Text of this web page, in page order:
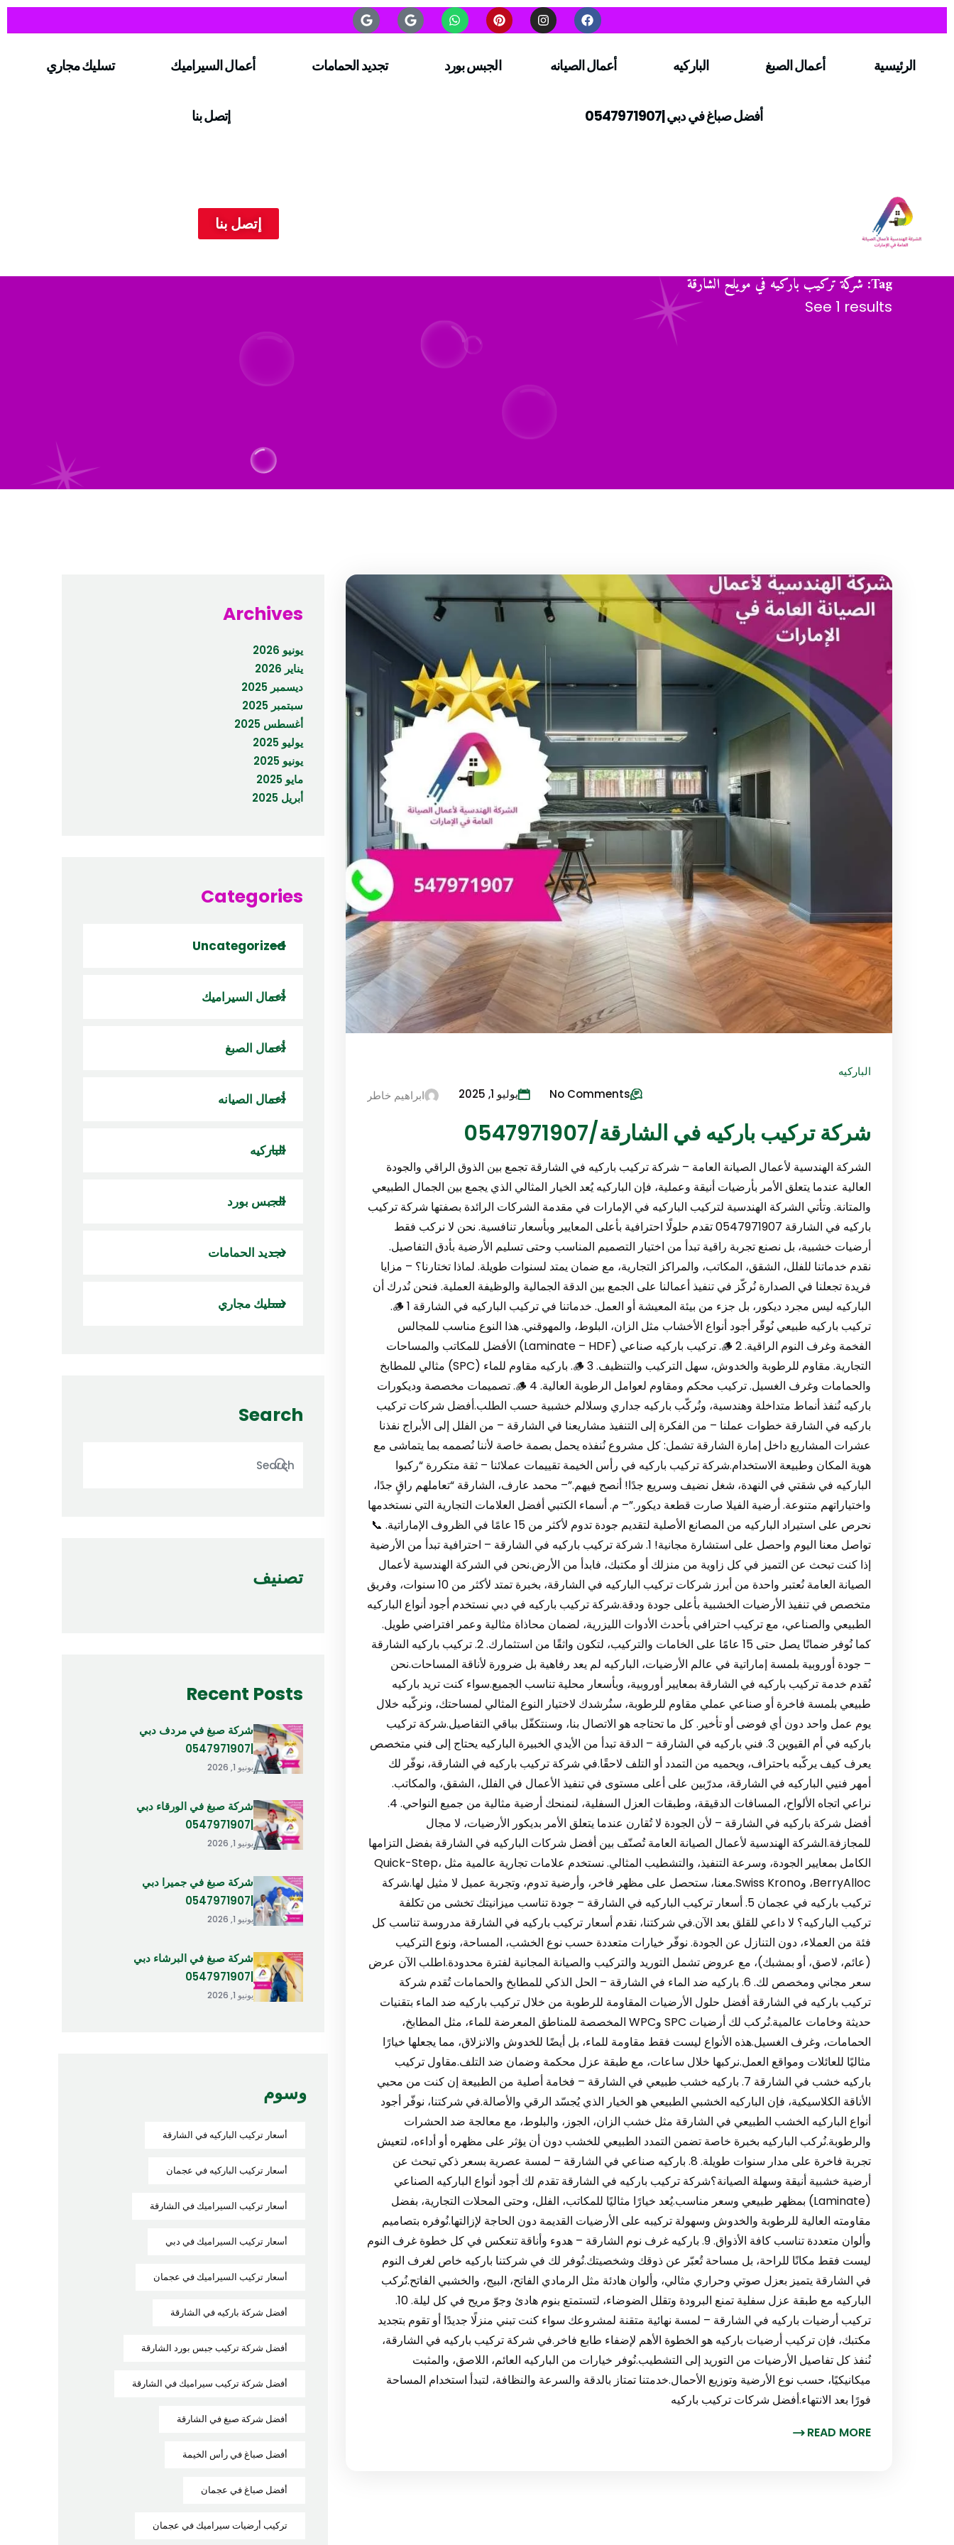
الرئيسية أعمال الصبغ الباركيه أعمال الصيانه الجبس بورد تجديد الحمامات أعمال السيراميك تسليك مجاري
أفضل صباغ في دبي |0547971907 إتصل بنا
إتصل بنا
Tag: شركة تركيب باركيه في مويلح الشارقة
See 1 results
الباركيه
ابراهيم خاطر
يوليو 1, 2025 No Comments
شركة تركيب باركيه في الشارقة/0547971907
الشركة الهندسية لأعمال الصيانة العامة – شركة تركيب باركيه في الشارقة تجمع بين الذوق الراقي والجودة
العالية عندما يتعلق الأمر بأرضيات أنيقة وعملية، فإن الباركيه يُعد الخيار المثالي الذي يجمع بين الجمال الطبيعي
والمتانة. وتأتي الشركة الهندسية لتركيب الباركيه في الإمارات في مقدمة الشركات الرائدة بصفتها شركة تركيب
باركيه في الشارقة 0547971907 تقدم حلولًا احترافية بأعلى المعايير وبأسعار تنافسية. نحن لا نركب فقط
أرضيات خشبية، بل نصنع تجربة راقية تبدأ من اختيار التصميم المناسب وحتى تسليم الأرضية بأدق التفاصيل.
نقدم خدماتنا للفلل، الشقق، المكاتب، والمراكز التجارية، مع ضمان يمتد لسنوات طويلة. لماذا تختارنا؟ – مزايا
فريدة تجعلنا في الصدارة نُركّز في تنفيذ أعمالنا على الجمع بين الدقة الجمالية والوظيفة العملية. فنحن نُدرك أن
الباركيه ليس مجرد ديكور، بل جزء من بيئة المعيشة أو العمل. خدماتنا في تركيب الباركيه في الشارقة 🪵 1.
تركيب باركيه طبيعي نُوفّر أجود أنواع الأخشاب مثل الزان، البلوط، والمهوقني. هذا النوع مناسب للمجالس
الفخمة وغرف النوم الراقية. 🪵 2. تركيب باركيه صناعي (Laminate – HDF) الأفضل للمكاتب والمساحات
التجارية. مقاوم للرطوبة والخدوش، سهل التركيب والتنظيف. 🪵 3. باركيه مقاوم للماء (SPC) مثالي للمطابخ
والحمامات وغرف الغسيل. تركيب محكم ومقاوم لعوامل الرطوبة العالية. 🪵 4. تصميمات مخصصة وديكورات
باركيه نُنفذ أنماط متداخلة وهندسية، ونُركّب باركيه جداري وسلالم خشبية حسب الطلب.أفضل شركات تركيب
باركيه في الشارقة خطوات عملنا – من الفكرة إلى التنفيذ مشاريعنا في الشارقة – من الفلل إلى الأبراج نفذنا
عشرات المشاريع داخل إمارة الشارقة تشمل: كل مشروع نُنفذه يحمل بصمة خاصة لأننا نُصممه بما يتماشى مع
هوية المكان وطبيعة الاستخدام.شركة تركيب باركيه في رأس الخيمة تقييمات عملائنا – ثقة متكررة “ركبوا
الباركيه في شقتي في النهدة، شغل نضيف وسريع جدًا! أنصح فيهم.”– محمد عارف، الشارقة “تعاملهم راقٍ جدًا،
واختياراتهم متنوعة. أرضية الفيلا صارت قطعة ديكور.”– م. أسماء الكتبي أفضل العلامات التجارية التي نستخدمها
نحرص على استيراد الباركيه من المصانع الأصلية لتقديم جودة تدوم لأكثر من 15 عامًا في الظروف الإماراتية. 📞
تواصل معنا اليوم واحصل على استشارة مجانية! 1. شركة تركيب باركيه في الشارقة – احترافية تبدأ من الأرضية
إذا كنت تبحث عن التميز في كل زاوية من منزلك أو مكتبك، فابدأ من الأرض.نحن في الشركة الهندسية لأعمال
الصيانة العامة نُعتبر واحدة من أبرز شركات تركيب الباركيه في الشارقة، بخبرة تمتد لأكثر من 10 سنوات، وفريق
متخصص في تنفيذ الأرضيات الخشبية بأعلى جودة ودقة.شركة تركيب باركيه في دبي نستخدم أجود أنواع الباركيه
الطبيعي والصناعي، مع تركيب احترافي بأحدث الأدوات الليزرية، لضمان محاذاة مثالية وعمر افتراضي طويل.
كما نُوفر ضمانًا يصل حتى 15 عامًا على الخامات والتركيب، لتكون واثقًا من استثمارك. 2. تركيب باركيه الشارقة
– جودة أوروبية بلمسة إماراتية في عالم الأرضيات، الباركيه لم يعد رفاهية بل ضرورة لأناقة المساحات.نحن
نُقدم خدمة تركيب باركيه في الشارقة بمعايير أوروبية، وبأسعار محلية تناسب الجميع.سواء كنت تريد باركيه
طبيعي بلمسة فاخرة أو صناعي عملي مقاوم للرطوبة، سنُرشدك لاختيار النوع المثالي لمساحتك، ونركّبه خلال
يوم عمل واحد دون أي فوضى أو تأخير. كل ما تحتاجه هو الاتصال بنا، وسنتكفّل بباقي التفاصيل.شركة تركيب
باركيه في أم القيوين 3. فني باركيه في الشارقة – الدقة تبدأ من الأيدي الخبيرة الباركيه يحتاج إلى فني متخصص
يعرف كيف يركّبه باحتراف، ويحميه من التمدد أو التلف لاحقًا.في شركة تركيب باركيه في الشارقة، نوفّر لك
أمهر فنيي الباركيه في الشارقة، مدرّبين على أعلى مستوى في تنفيذ الأعمال في الفلل، الشقق، والمكاتب.
نراعي اتجاه الألواح، المسافات الدقيقة، وطبقات العزل السفلية، لنمنحك أرضية مثالية من جميع النواحي. 4.
أفضل شركة باركيه في الشارقة – لأن الجودة لا تُقارن عندما يتعلق الأمر بديكور الأرضيات، لا مجال
للمجازفة.الشركة الهندسية لأعمال الصيانة العامة تُصنّف بين أفضل شركات الباركيه في الشارقة بفضل التزامها
الكامل بمعايير الجودة، وسرعة التنفيذ، والتشطيب المثالي. نستخدم علامات تجارية عالمية مثل Quick-Step،
BerryAlloc، وSwiss Krono.معنا، ستحصل على مظهر فاخر، وأرضية تدوم، وتجربة عميل لا مثيل لها.شركة
تركيب باركيه في عجمان 5. أسعار تركيب الباركيه في الشارقة – جودة تناسب ميزانيتك تخشى من تكلفة
تركيب الباركيه؟ لا داعي للقلق بعد الآن.في شركتنا، نقدم أسعار تركيب باركيه في الشارقة مدروسة تناسب كل
فئة من العملاء، دون التنازل عن الجودة. نوفّر خيارات متعددة حسب نوع الخشب، المساحة، ونوع التركيب
(عائم، لاصق، أو بمشبك)، مع عروض تشمل التوريد والتركيب والصيانة المجانية لفترة محدودة.اطلب الآن عرض
سعر مجاني ومخصص لك. 6. باركيه ضد الماء في الشارقة – الحل الذكي للمطابخ والحمامات تُقدم شركة
تركيب باركيه في الشارقة أفضل حلول الأرضيات المقاومة للرطوبة من خلال تركيب باركيه ضد الماء بتقنيات
حديثة وخامات عالمية.نُركب لك أرضيات SPC وWPC المخصصة للمناطق المعرضة للماء، مثل المطابخ،
الحمامات، وغرف الغسيل.هذه الأنواع ليست فقط مقاومة للماء، بل أيضًا للخدوش والانزلاق، مما يجعلها خيارًا
مثاليًا للعائلات ومواقع العمل.نركبها خلال ساعات، مع طبقة عزل محكمة وضمان ضد التلف.مقاول تركيب
باركيه خشب في الشارقة 7. باركيه خشب طبيعي في الشارقة – فخامة أصلية من الطبيعة إن كنت من محبي
الأناقة الكلاسيكية، فإن الباركيه الخشبي الطبيعي هو الخيار الذي يُجسّد الرقي والأصالة.في شركتنا، نوفّر أجود
أنواع الباركيه الخشب الطبيعي في الشارقة مثل خشب الزان، الجوز، والبلوط، مع معالجة ضد الحشرات
والرطوبة.نُركب الباركيه بخبرة خاصة تضمن التمدد الطبيعي للخشب دون أن يؤثر على مظهره أو أداءه، لتعيش
تجربة فاخرة على مدار سنوات طويلة. 8. باركيه صناعي في الشارقة – لمسة عصرية بسعر ذكي تبحث عن
أرضية خشبية أنيقة وسهلة الصيانة؟شركة تركيب باركيه في الشارقة تقدم لك أجود أنواع الباركيه الصناعي
(Laminate) بمظهر طبيعي وسعر مناسب.يُعد خيارًا مثاليًا للمكاتب، الفلل، وحتى المحلات التجارية، بفضل
مقاومته العالية للرطوبة والخدوش وسهولة تركيبه على الأرضيات القديمة دون الحاجة لإزالتها.نُوفره بتصاميم
وألوان متعددة تناسب كافة الأذواق. 9. باركيه غرف نوم الشارقة – هدوء وأناقة تنعكس في كل خطوة غرف النوم
ليست فقط مكانًا للراحة، بل مساحة تُعبّر عن ذوقك وشخصيتك.نُوفر لك في شركتنا باركيه خاص لغرف النوم
في الشارقة يتميز بعزل صوتي وحراري مثالي، وألوان هادئة مثل الرمادي الفاتح، البيج، والخشبي الفاتح.نُركب
الباركيه مع طبقة عزل سفلية تمنع البرودة وتقلل الضوضاء، لتستمتع بنوم هادئ وجوّ مريح في كل ليلة. 10.
تركيب أرضيات باركيه في الشارقة – لمسة نهائية متقنة لمشروعك سواء كنت تبني منزلًا جديدًا أو تقوم بتجديد
مكتبك، فإن تركيب أرضيات باركيه هو الخطوة الأهم لإضفاء طابع فاخر.في شركة تركيب باركيه في الشارقة،
نُنفذ كل تفاصيل الأرضيات من التوريد إلى التشطيب.نُوفر خيارات من الباركيه العائم، اللاصق، والمثبت
ميكانيكيًا، حسب نوع الأرضية وتوزيع الأحمال.خدمتنا تمتاز بالدقة والسرعة والنظافة، لتبدأ استخدام المساحة
فورًا بعد الانتهاء.أفضل شركات تركيب باركيه
READ MORE
Archives
يونيو 2026
يناير 2026
ديسمبر 2025
سبتمبر 2025
أغسطس 2025
يوليو 2025
يونيو 2025
مايو 2025
أبريل 2025
Categories
Uncategorized
أعمال السيراميك
أعمال الصبغ
أعمال الصيانه
الباركيه
الجبس بورد
تجديد الحمامات
تسليك مجاري
Search
تصنيف
Recent Posts
شركة صبغ في مردف دبي
يونيو 1, 2026
شركة صبغ في الورقاء دبي
يونيو 1, 2026
شركة صبغ في جميرا دبي
يونيو 1, 2026
شركة صبغ في البرشاء دبي
يونيو 1, 2026
وسوم
أسعار تركيب الباركيه في الشارقة
أسعار تركيب الباركيه في عجمان
أسعار تركيب السيراميك في الشارقة
أسعار تركيب السيراميك في دبي
أسعار تركيب السيراميك في عجمان
أفضل شركة باركيه في الشارقة
أفضل شركة تركيب جبس بورد الشارقة
أفضل شركة تركيب سيراميك في الشارقة
أفضل شركة صبغ في الشارقة
أفضل صباغ في رأس الخيمة
أفضل صباغ في عجمان
تركيب أرضيات سيراميك في عجمان